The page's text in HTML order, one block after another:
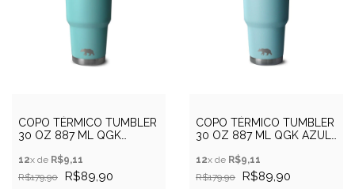
COPO TÉRMICO TUMBLER
30 OZ 887 ML QGK
12x de R$9,11
R$179,90
R$89,90
COPO TÉRMICO TUMBLER
30 OZ 887 ML QGK AZUL
12x de R$9,11
R$179,90
R$89,90